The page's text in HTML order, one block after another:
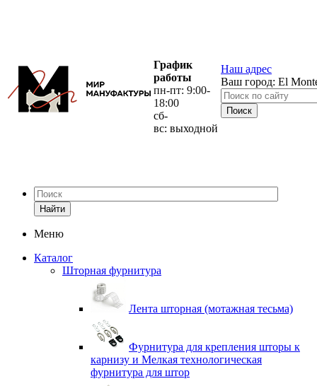
График
работы
пн-пт: 9:00-
18:00
сб-
вс: выходной
Наш адрес
Ваш город: El
Найти
Меню
Каталог
Шторная фурнитура
Лента шторная (мотажная тесьма)
Фурнитура для крепления шторы к
карнизу и Мелкая технологическая
фурнитура для штор